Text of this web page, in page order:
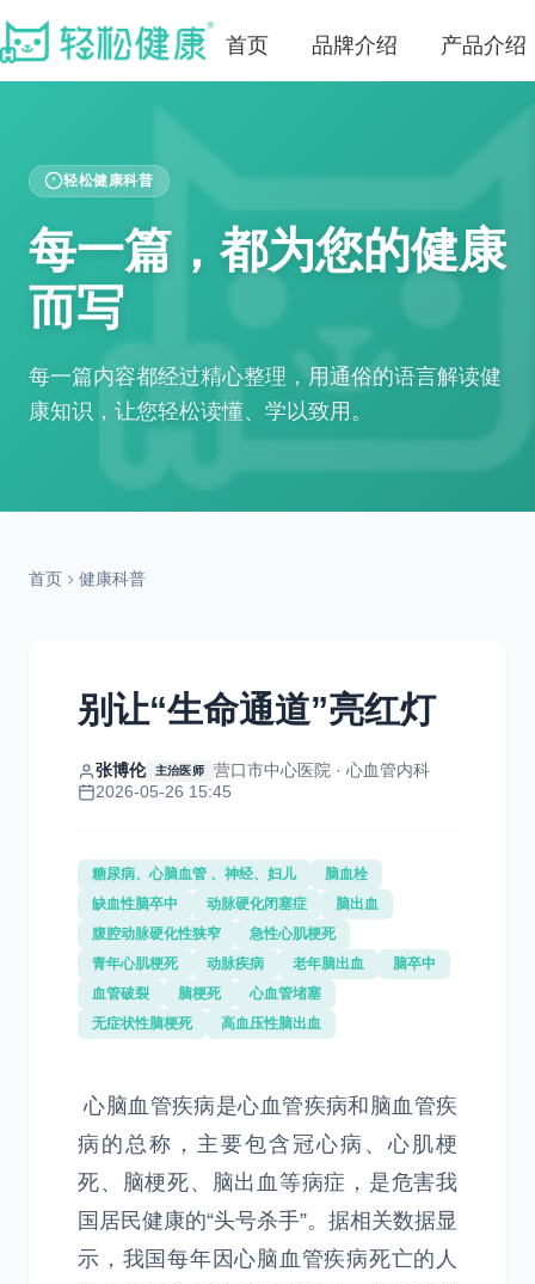
首页 品牌介绍 产品介绍
轻松健康科普
每一篇，都为您的健康
而写
每一篇内容都经过精心整理，用通俗的语言解读健
康知识，让您轻松读懂、学以致用。
首页 健康科普
别让“生命通道”亮红灯
张博伦 主治医师
营口市中心医院 · 心血管内科
2026-05-26 15:45
糖尿病、心脑血管 、神经、妇儿
脑血栓
缺血性脑卒中
动脉硬化闭塞症
脑出血
腹腔动脉硬化性狭窄
急性心肌梗死
青年心肌梗死
动脉疾病 老年脑出血
脑卒中
血管破裂
脑梗死
心血管堵塞
无症状性脑梗死
高血压性脑出血
心脑血管疾病是心血管疾病和脑血管疾
病的总称，主要包含冠心病、心肌梗
死、脑梗死、脑出血等病症，是危害我
国居民健康的“头号杀手”。据相关数据显
示，我国每年因心脑血管疾病死亡的人